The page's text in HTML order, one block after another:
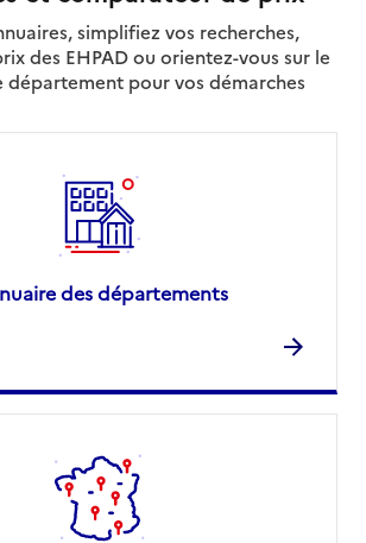
simplifiez vos recherches,
des EHPAD ou orientez-vous sur le
département pour vos démarches
des départements